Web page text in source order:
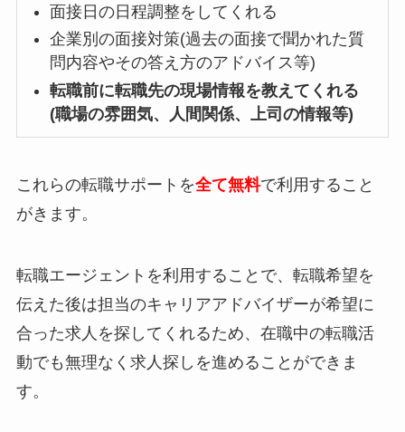
面接日の日程調整をしてくれる
企業別の面接対策(過去の面接で聞かれた質
問内容やその答え方のアドバイス等)
転職前に転職先の現場情報を教えてくれる
(職場の雰囲気、人間関係、上司の情報等)
これらの転職サポートを全て無料で利用すること
がきます。
転職エージェントを利用することで、転職希望を
伝えた後は担当のキャリアアドバイザーが希望に
合った求人を探してくれるため、在職中の転職活
動でも無理なく求人探しを進めることができま
す。